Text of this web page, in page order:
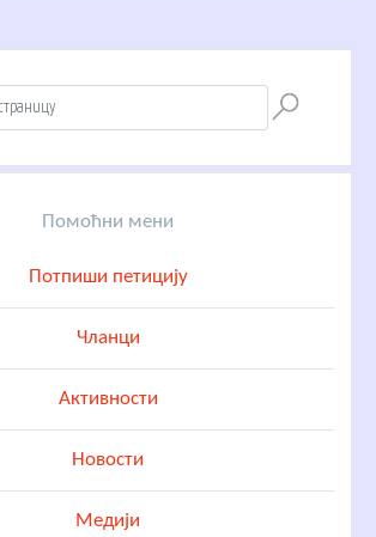
Помоћни мени
Потпиши петицију
Чланци
Активности
Новости
Медији